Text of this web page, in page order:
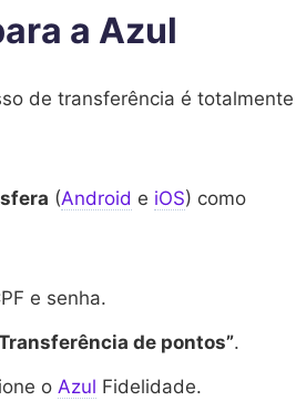
a Azul
de transferência é totalmente
(Android e iOS) como
e senha.
de pontos”.
o Azul Fidelidade.